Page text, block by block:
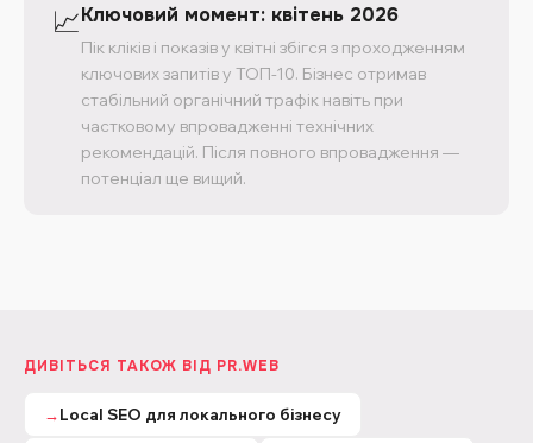
📈Ключовий момент: квітень 2026
Пік кліків і показів у квітні збігся з проходженням
ключових запитів у ТОП-10. Бізнес отримав
стабільний органічний трафік навіть при
частковому впровадженні технічних
рекомендацій. Після повного впровадження —
потенціал ще вищий.
ДИВІТЬСЯ ТАКОЖ ВІД PR.WEB
→Local SEO для локального бізнесу